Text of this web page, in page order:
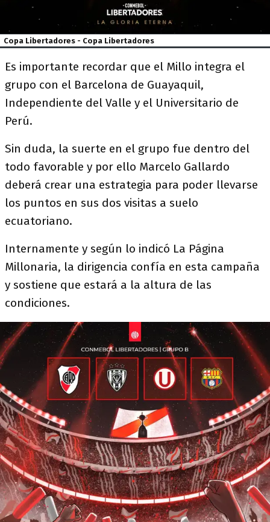
Copa Libertadores - Copa Libertadores
Es importante recordar que el Millo integra el
grupo con el Barcelona de Guayaquil,
Independiente del Valle y el Universitario de
Perú.
Sin duda, la suerte en el grupo fue dentro del
todo favorable y por ello Marcelo Gallardo
deberá crear una estrategia para poder llevarse
los puntos en sus dos visitas a suelo
ecuatoriano.
Internamente y según lo indicó La Página
Millonaria, la dirigencia confía en esta campaña
y sostiene que estará a la altura de las
condiciones.